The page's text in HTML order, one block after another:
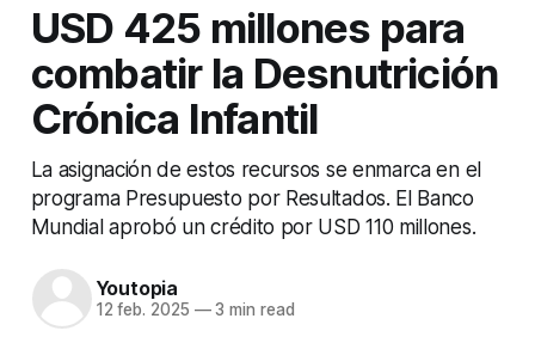
USD 425 millones para
combatir la Desnutrición
Crónica Infantil
La asignación de estos recursos se enmarca en el
programa Presupuesto por Resultados. El Banco
Mundial aprobó un crédito por USD 110 millones.
Youtopia
12 feb. 2025 —3 min read